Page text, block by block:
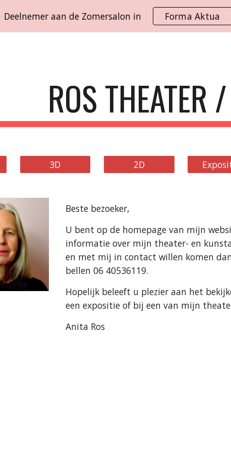
Skip to main content Skip to
Deelnemer aan de Zomersalon in Forma Aktua
ROS THEATER
3D 2D
Beste bezoeker,
U bent op de homepage van mijn
informatie over mijn theater- en
en met mij in contact willen komen
bellen 06 40536119.
Hopelijk beleeft u plezier aan het
een expositie of bij een van mijn
Anita Ros